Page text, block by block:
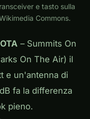
e tasto sulla
Commons.
– Summits On
On The Air) il
e un'antenna di
fa la differenza
pieno.